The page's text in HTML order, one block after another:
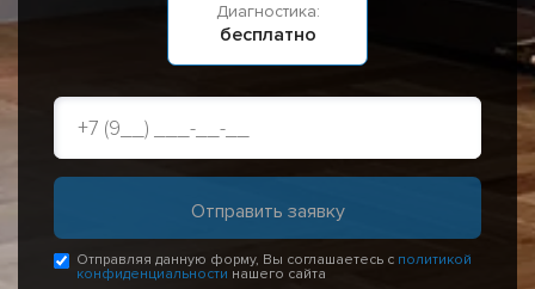
Диагностика:
бесплатно
Отправляя данную форму, Вы соглашаетесь с политикой
конфиденциальности нашего сайта